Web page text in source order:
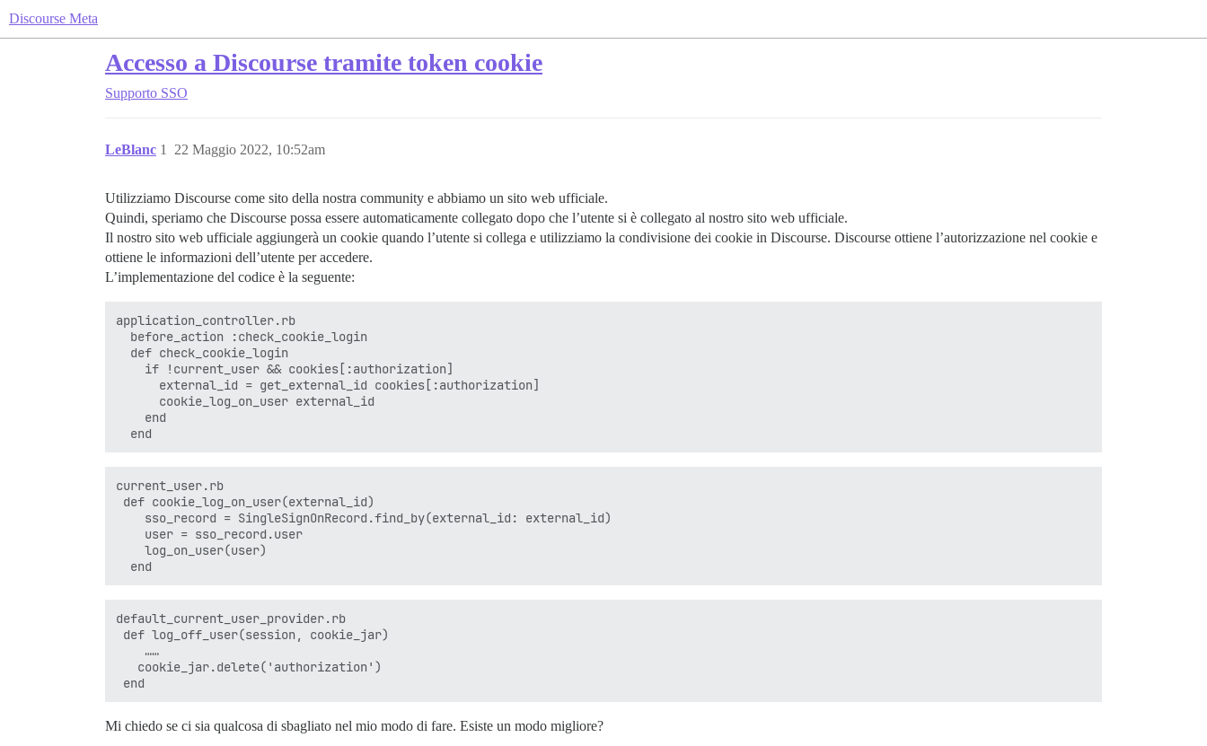
Discourse Meta
Accesso a Discourse tramite token cookie
Supporto SSO
LeBlanc 22 Maggio 2022, 10:52am
1
Utilizziamo Discourse come sito della nostra community e abbiamo un sito web ufficiale.
Quindi, speriamo che Discourse possa essere automaticamente collegato dopo che l’utente si è collegato al nostro sito web ufficiale.
Il nostro sito web ufficiale aggiungerà un cookie quando l’utente si collega e utilizziamo la condivisione dei cookie in Discourse. Discourse ottiene l’autorizzazione nel cookie e
ottiene le informazioni dell’utente per accedere.
L’implementazione del codice è la seguente:
application_controller.rb
  before_action :check_cookie_login
  def check_cookie_login
    if !current_user && cookies[:authorization]
      external_id = get_external_id cookies[:authorization]
      cookie_log_on_user external_id
    end
current_user.rb
def cookie_log_on_user(external_id)
    sso_record = SingleSignOnRecord.find_by(external_id: external_id)
    user = sso_record.user
    log_on_user(user)
default_current_user_provider.rb
def log_off_user(session, cookie_jar)
    ……
   cookie_jar.delete('authorization')
Mi chiedo se ci sia qualcosa di sbagliato nel mio modo di fare. Esiste un modo migliore?